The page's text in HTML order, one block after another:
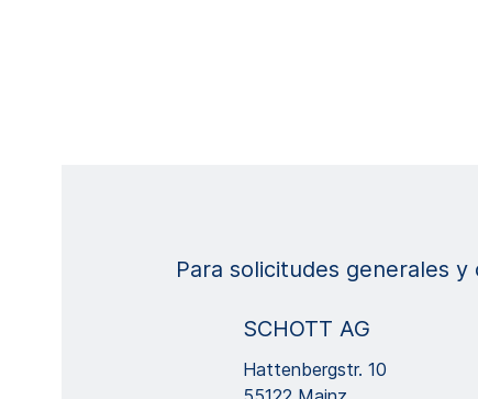
Para solicitudes generales
SCHOTT AG
Hattenbergstr. 10